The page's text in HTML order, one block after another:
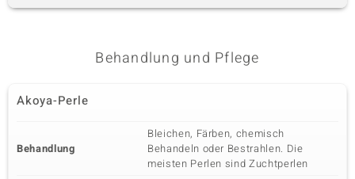
Behandlung und Pflege
Akoya-Perle
Behandlung
Bleichen, Färben, chemisch
Behandeln oder Bestrahlen. Die
meisten Perlen sind Zuchtperlen